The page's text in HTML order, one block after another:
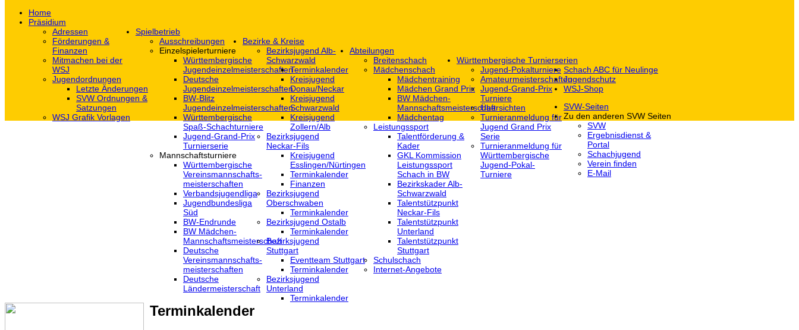
Home
Präsidium
Adressen
Förderungen &
Finanzen
Mitmachen bei der
WSJ
Jugendordnungen
Letzte Änderungen
SVW Ordnungen &
Satzungen
WSJ Grafik Vorlagen
Spielbetrieb
Ausschreibungen
Einzelspielerturniere
Württembergische
Jugendeinzelmeisterschaften
Deutsche
Jugendeinzelmeisterschaften
BW-Blitz
Jugendeinzelmeisterschaften
Württembergische
Spaß-Schachturniere
Jugend-Grand-Prix
Turnierserie
Mannschaftsturniere
Württembergische
Vereinsmannschafts-
meisterschaften
Verbandsjugendliga
Jugendbundesliga
Süd
BW-Endrunde
BW Mädchen-
Mannschaftsmeisterschaft
Deutsche
Vereinsmannschafts-
meisterschaften
Deutsche
Ländermeisterschaft
Bezirke & Kreise
Bezirksjugend Alb-
Schwarzwald
Terminkalender
Kreisjugend
Donau/Neckar
Kreisjugend
Schwarzwald
Kreisjugend
Zollern/Alb
Bezirksjugend
Neckar-Fils
Kreisjugend
‎Esslingen/Nürtingen
Terminkalender
Finanzen
Bezirksjugend
Oberschwaben
Terminkalender
Bezirksjugend Ostalb
Terminkalender
Bezirksjugend
Stuttgart
‎Eventteam Stuttgart
Terminkalender
Bezirksjugend
Unterland
Terminkalender
Abteilungen
Breitenschach
Mädchenschach
Mädchentraining
Mädchen Grand Prix
BW Mädchen-
Mannschaftsmeisterschaft
Mädchentag
Leistungssport
Talentförderung &
Kader
GKL Kommission
Leistungssport
Schach in BW
Bezirkskader Alb-
Schwarzwald
Talentstützpunkt
Neckar-Fils
Talentstützpunkt
Unterland
Talentstützpunkt
Stuttgart
Schulschach
Internet-Angebote
Württembergische Turnierserien
Jugend-Pokalturniere
Amateurmeisterschaften
Jugend-Grand-Prix
Turniere
Übersichten
Turnieranmeldung für
Jugend Grand Prix
Serie
Turnieranmeldung für
Württembergische
Jugend-Pokal-
Turniere
Schach ABC für Neulinge
Jugendschutz
WSJ-Shop
SVW-Seiten
Zu den anderen SVW Seiten
SVW
Ergebnisdienst &
Portal
Schachjugend
Verein finden
E-Mail
Terminkalender